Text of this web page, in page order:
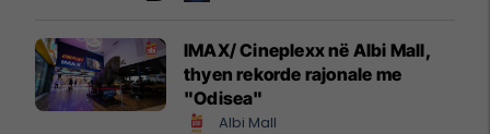
IMAX/ Cineplexx në Albi Mall,
thyen rekorde rajonale me
"Odisea"
Albi Mall